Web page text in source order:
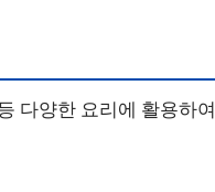
다양한 요리에 활용하여